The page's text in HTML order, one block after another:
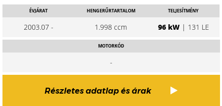
ÉVJÁRAT
2003.07 -
HENGERŰRTARTALOM
1.998 ccm
TELJESÍTMÉNY
96 kW| 131 LE
MOTORKÓD
-
Részletes adatlap és árak